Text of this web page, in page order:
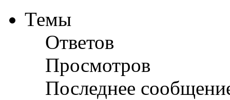
Темы
Ответов
Просмотров
Последнее